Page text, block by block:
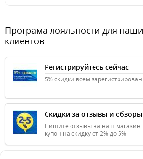
Програма лояльности для
клиентов
Регистрируйтесь сейчас
5% скидки всем
Скидки за отзывы и обзоры
Пишите отзывы на наш магазин
купон на скидку от 2% до 5%